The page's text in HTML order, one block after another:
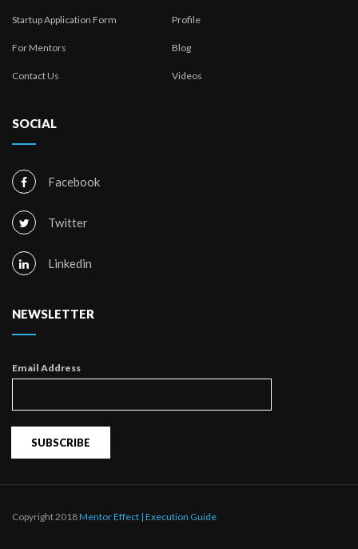
Startup Application Form Profile
For Mentors Blog
Contact Us Videos
SOCIAL
Facebook
Twitter
Linkedin
NEWSLETTER
Email Address
Copyright 2018Mentor Effect | Execution Guide